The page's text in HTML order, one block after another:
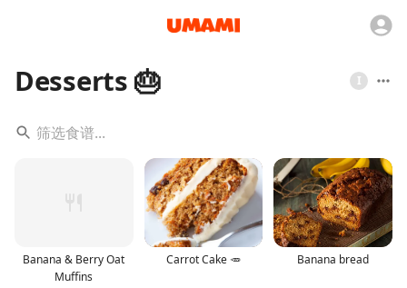
Desserts 🎂 I
Banana & Berry Oat
Muffins
Carrot Cake 🥕 Banana bread